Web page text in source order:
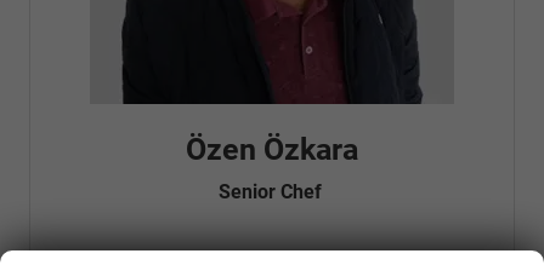
Özen Özkara
Senior Chef